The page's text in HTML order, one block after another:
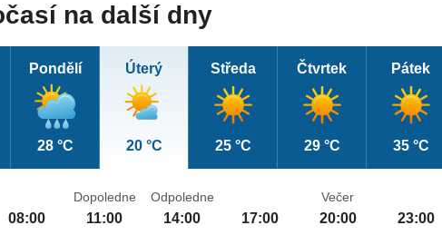
na další dny
Pondělí
28 °C
Úterý
20 °C
Středa
25 °C
Čtvrtek
29 °C
Pátek
35 °C
08:00
Dopoledne
11:00
Odpoledne
14:00 17:00
Večer
20:00 23:00